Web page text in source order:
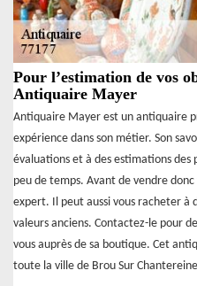
Pour l’estimation de vos
Antiquaire Mayer
Antiquaire Mayer est un antiquaire
expérience dans son métier. Son
évaluations et à des estimations des
peu de temps. Avant de vendre
expert. Il peut aussi vous racheter à
valeurs anciens. Contactez-le pour
vous auprès de sa boutique. Cet
toute la ville de Brou Sur